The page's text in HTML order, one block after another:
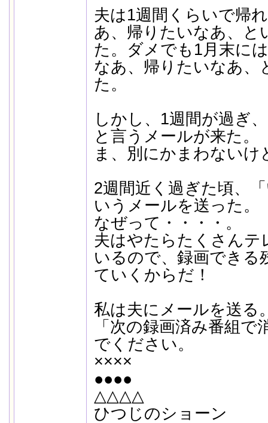
夫は1週間くらいで帰
あ、帰りたいなあ、と
た。ダメでも1月末に
なあ、帰りたいなあ、
た。
しかし、1週間が過ぎ
と言うメールが来た。
ま、別にかまわないけ
2週間近く過ぎた頃、
いうメールを送った。
なぜって・・・・。
夫はやたらたくさんテ
いるので、録画できる
ていくからだ！
私は夫にメールを送る
「次の録画済み番組
でください。
××××
●●●●
△△△△
ひつじのショーン